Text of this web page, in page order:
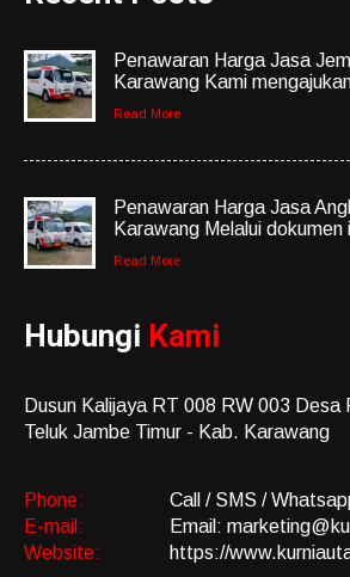
Penawaran Harga Jasa
Karawang Kami
Read More
Penawaran Harga Jasa
Karawang Melalui dokumen
Read More
Hubungi Kami
Dusun Kalijaya RT 008 RW 003 Desa
Teluk Jambe Timur - Kab. Karawang
Phone:
Call / SMS /
E-mail:
Email:
Website:
https://